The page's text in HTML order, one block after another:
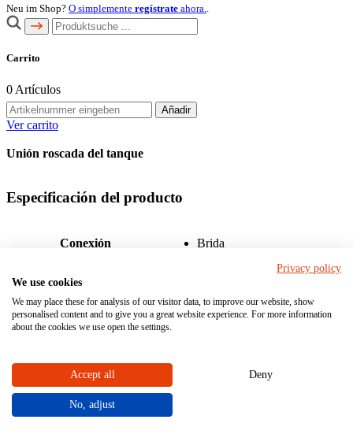
Neu im Shop? O simplemente regístrate ahora..
Carrito
0 Artículos
Añadir
Ver carrito
Unión roscada del tanque
Especificación del producto
Conexión Brida
Material
Unión roscada del tanque
Privacy policy
We use cookies
We may place these for analysis of our visitor data, to improve our website, show
personalised content and to give you a great website experience. For more information
about the cookies we use open the settings.
Accept all Deny
No, adjust